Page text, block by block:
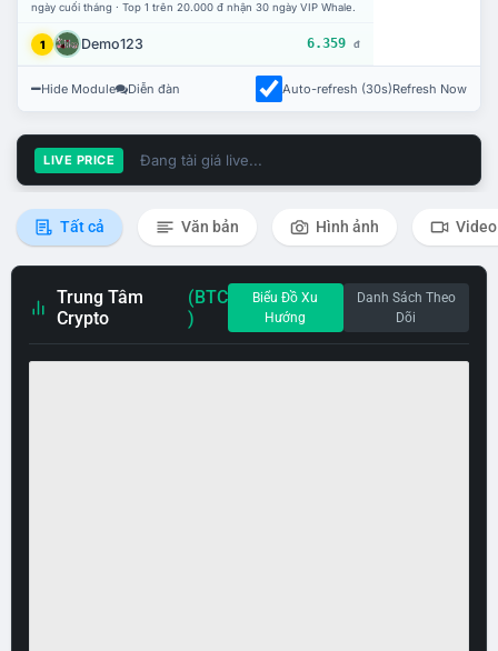
ngày cuối tháng · Top 1 trên 20.000 đ nhận 30 ngày VIP Whale.
1 Demo123 6.359 đ
Hide Module Diễn đàn Auto-refresh (30s)Refresh Now
LIVE PRICE Đang tải giá live...
Tất cả Văn bản Hình ảnh Video
Trung Tâm
Crypto
(BTC
)
Biểu Đồ Xu
Hướng
Danh Sách Theo
Dõi